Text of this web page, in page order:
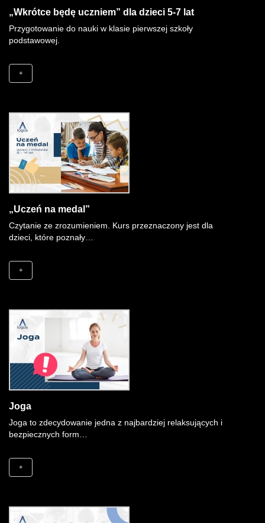
„Wkrótce będę uczniem” dla dzieci 5-7 lat
Przygotowanie do nauki w klasie pierwszej szkoły
podstawowej.
+
„Uczeń na medal”
Czytanie ze zrozumieniem. Kurs przeznaczony jest dla
dzieci, które poznały…
+
Joga
Joga to zdecydowanie jedna z najbardziej relaksujących i
bezpiecznych form…
+